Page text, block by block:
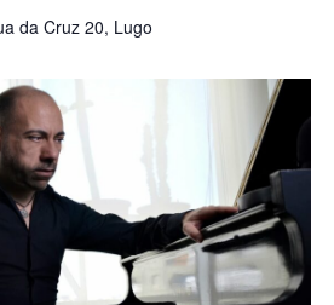
da Cruz 20, Lugo